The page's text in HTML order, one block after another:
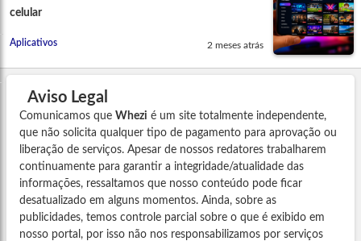
celular
Aplicativos 2 meses atrás
Aviso Legal
Comunicamos que Whezi é um site totalmente independente,
que não solicita qualquer tipo de pagamento para aprovação ou
liberação de serviços. Apesar de nossos redatores trabalharem
continuamente para garantir a integridade/atualidade das
informações, ressaltamos que nosso conteúdo pode ficar
desatualizado em alguns momentos. Ainda, sobre as
publicidades, temos controle parcial sobre o que é exibido em
nosso portal, por isso não nos responsabilizamos por serviços